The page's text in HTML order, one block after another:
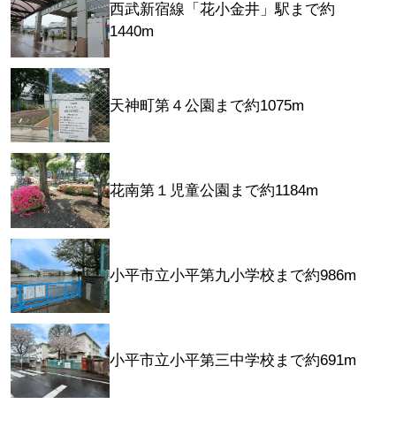
西武新宿線「花小金井」駅まで約
1440m
天神町第４公園まで約1075m
花南第１児童公園まで約1184m
小平市立小平第九小学校まで約986m
小平市立小平第三中学校まで約691m